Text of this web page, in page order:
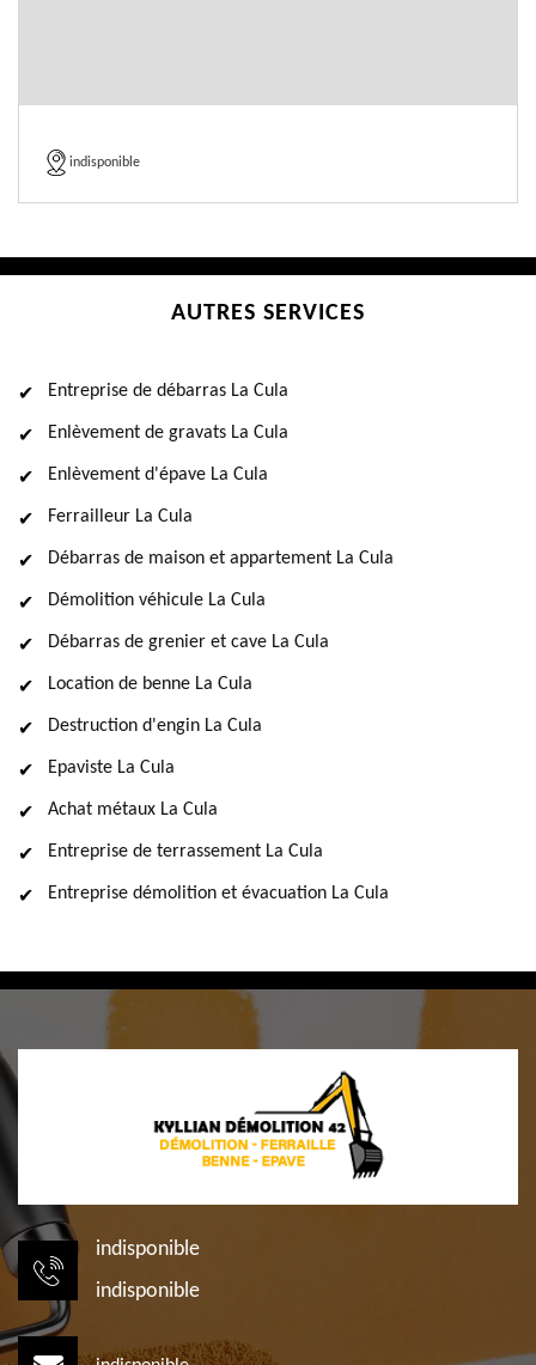
indisponible
AUTRES SERVICES
Entreprise de débarras La Cula
Enlèvement de gravats La Cula
Enlèvement d'épave La Cula
Ferrailleur La Cula
Débarras de maison et appartement La Cula
Démolition véhicule La Cula
Débarras de grenier et cave La Cula
Location de benne La Cula
Destruction d'engin La Cula
Epaviste La Cula
Achat métaux La Cula
Entreprise de terrassement La Cula
Entreprise démolition et évacuation La Cula
indisponible
indisponible